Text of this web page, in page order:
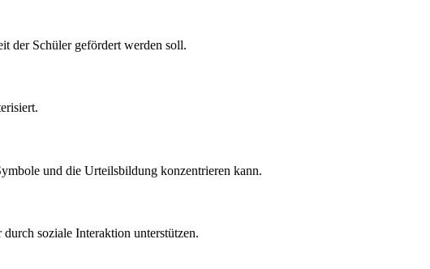
der Schüler gefördert werden soll.
und die Urteilsbildung konzentrieren kann.
soziale Interaktion unterstützen.